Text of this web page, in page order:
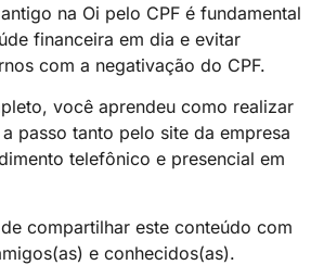
na Oi pelo CPF é fundamental
financeira em dia e evitar
com a negativação do CPF.
você aprendeu como realizar
passo tanto pelo site da empresa
telefônico e presencial em
compartilhar este conteúdo com
e conhecidos(as).